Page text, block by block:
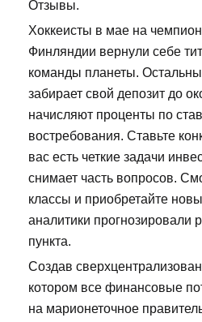
Отзывы.
Хоккеисты в мае на
Финляндии вернули себе
команды планеты.
забирает свой депозит до
начисляют проценты по
востребования. Ставьте
вас есть четкие задачи
снимает часть вопросов.
классы и приобретайте
аналитики прогнозировали
пункта.
Создав
котором все финансовые
на марионеточное